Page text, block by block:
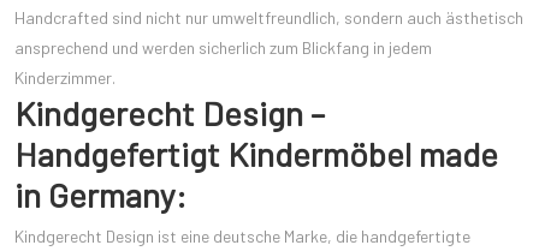
Handcrafted sind nicht nur umweltfreundlich, sondern auch ästhetisch
ansprechend und werden sicherlich zum Blickfang in jedem
Kinderzimmer.
Kindgerecht Design –
Handgefertigt Kindermöbel made
in Germany:
Kindgerecht Design ist eine deutsche Marke, die handgefertigte